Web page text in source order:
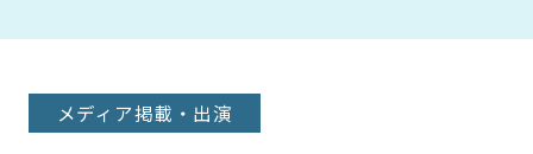
メディア掲載・出演